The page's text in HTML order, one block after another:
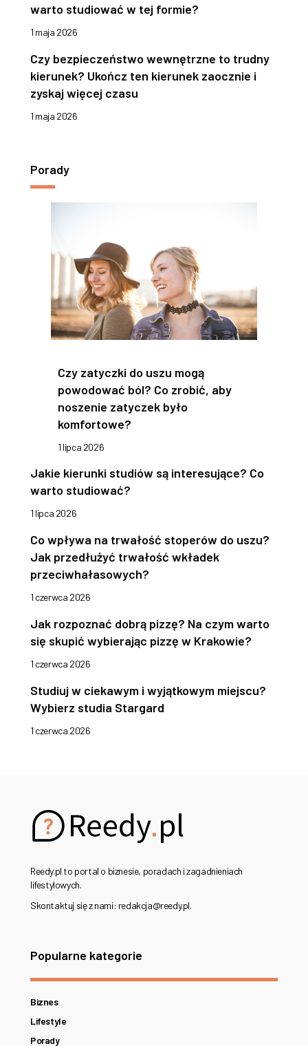
warto studiować w tej formie?
1 maja 2026
Czy bezpieczeństwo wewnętrzne to trudny
kierunek? Ukończ ten kierunek zaocznie i
zyskaj więcej czasu
1 maja 2026
Porady
Czy zatyczki do uszu mogą
powodować ból? Co zrobić, aby
noszenie zatyczek było
komfortowe?
1 lipca 2026
Jakie kierunki studiów są interesujące? Co
warto studiować?
1 lipca 2026
Co wpływa na trwałość stoperów do uszu?
Jak przedłużyć trwałość wkładek
przeciwhałasowych?
1 czerwca 2026
Jak rozpoznać dobrą pizzę? Na czym warto
się skupić wybierając pizzę w Krakowie?
1 czerwca 2026
Studiuj w ciekawym i wyjątkowym miejscu?
Wybierz studia Stargard
1 czerwca 2026
Reedy.pl to portal o biznesie, poradach i zagadnieniach
lifestylowych.
Skontaktuj się z nami: redakcja@reedy.pl.
Popularne kategorie
Biznes
Lifestyle
Porady